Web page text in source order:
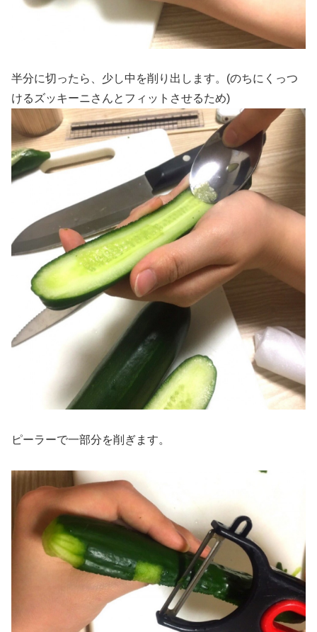
半分に切ったら、少し中を削り出します。(のちにくっつ
けるズッキーニさんとフィットさせるため)
ピーラーで一部分を削ぎます。